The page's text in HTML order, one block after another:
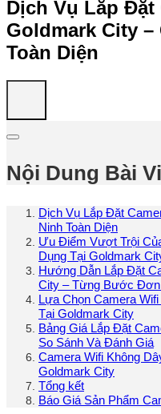
Dịch Vụ Lắp Đặt
Goldmark City –
Toàn Diện
Nội Dung Bài
Dịch Vụ Lắp Đặt
Ninh Toàn Diện
Ưu Điểm Vượt Trội
Dụng Tại Goldmark
Hướng Dẫn Lắp Đặt
City – Từng Bước
Lựa Chọn Camera
Tại Goldmark City
Bảng Giá Lắp Đặt
So Sánh Và Đánh Giá
Camera Wifi Không
Goldmark City
Tổng kết
Báo Giá Sản Phẩm